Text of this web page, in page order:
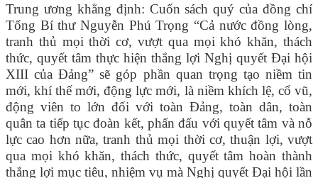
Trung ương khẳng định: Cuốn sách quý của đồng chí
Tổng Bí thư Nguyễn Phú Trọng “Cả nước đồng lòng,
tranh thủ mọi thời cơ, vượt qua mọi khó khăn, thách
thức, quyết tâm thực hiện thắng lợi Nghị quyết Đại hội
XIII của Đảng” sẽ góp phần quan trọng tạo niềm tin
mới, khí thế mới, động lực mới, là niềm khích lệ, cổ vũ,
động viên to lớn đối với toàn Đảng, toàn dân, toàn
quân ta tiếp tục đoàn kết, phấn đấu với quyết tâm và nỗ
lực cao hơn nữa, tranh thủ mọi thời cơ, thuận lợi, vượt
qua mọi khó khăn, thách thức, quyết tâm hoàn thành
thắng lợi mục tiêu, nhiệm vụ mà Nghị quyết Đại hội lần